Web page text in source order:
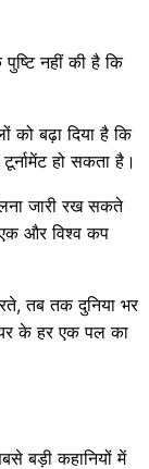
नहीं की है कि
को बढ़ा दिया है कि
हो सकता है।
जारी रख सकते
एक और विश्व कप
तब तक दुनिया भर
के हर एक पल का
बड़ी कहानियों में